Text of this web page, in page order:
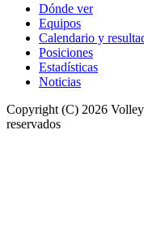
Dónde ver
Equipos
Calendario y
Posiciones
Estadísticas
Noticias
Copyright (C) 2026
reservados